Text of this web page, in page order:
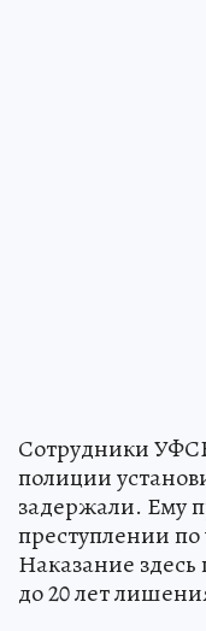
Сотрудники
полиции
задержали. Ему
преступлении по
Наказание здесь
до 20 лет